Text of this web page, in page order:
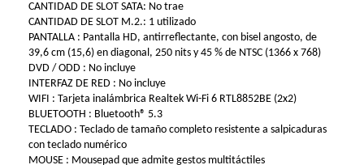
CANTIDAD DE SLOT SATA: No trae
CANTIDAD DE SLOT M.2.: 1 utilizado
PANTALLA : Pantalla HD, antirreflectante, con bisel angosto, de
39,6 cm (15,6) en diagonal, 250 nits y 45 % de NTSC (1366 x 768)
DVD / ODD : No incluye
INTERFAZ DE RED : No incluye
WIFI : Tarjeta inalámbrica Realtek Wi-Fi 6 RTL8852BE (2x2)
BLUETOOTH : Bluetooth® 5.3
TECLADO : Teclado de tamaño completo resistente a salpicaduras
con teclado numérico
MOUSE : Mousepad que admite gestos multitáctiles